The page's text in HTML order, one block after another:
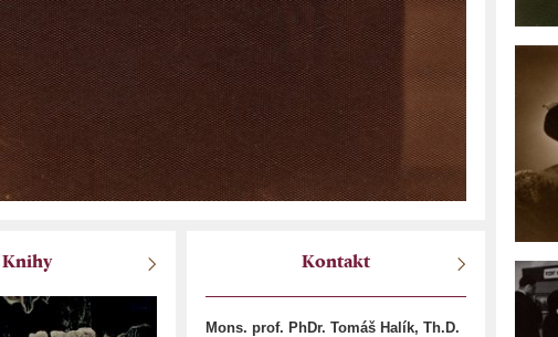
Knihy Kontakt
Mons. prof. PhDr. Tomáš Halík, Th.D.